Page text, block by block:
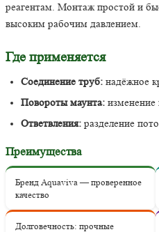
реагентам. Монтаж простой и
высоким рабочим давлением.
Где применяется
Соединение труб: надёжное
Повороты маунта: изменение
Ответвления: разделение
Преимущества
Бренд Aquaviva — проверенное
качество
Долговечность: прочные